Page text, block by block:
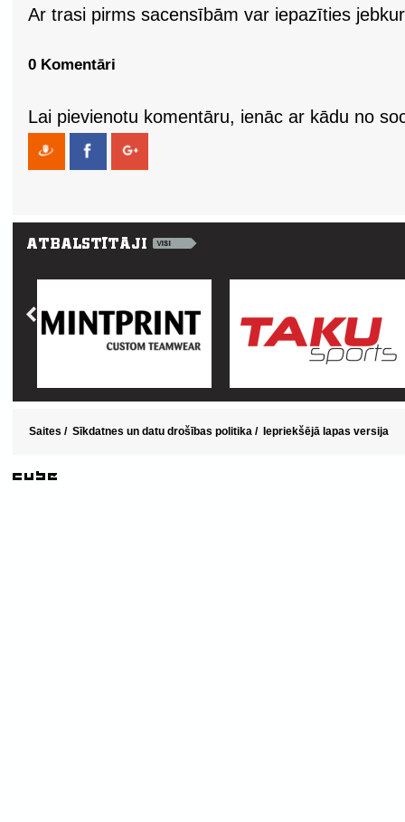
Ar trasi pirms sacensībām var iepazīties
0 Komentāri
Lai pievienotu komentāru, ienāc ar kādu no
Saites / Sīkdatnes un datu drošības politika / Iepriekšējā lapas versija